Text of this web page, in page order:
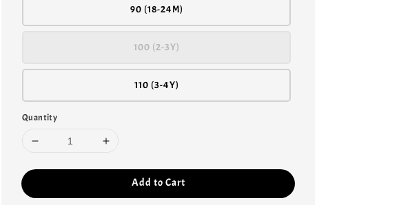
90 (18-24M)
100 (2-3Y)
110 (3-4Y)
Quantity
Add to Cart